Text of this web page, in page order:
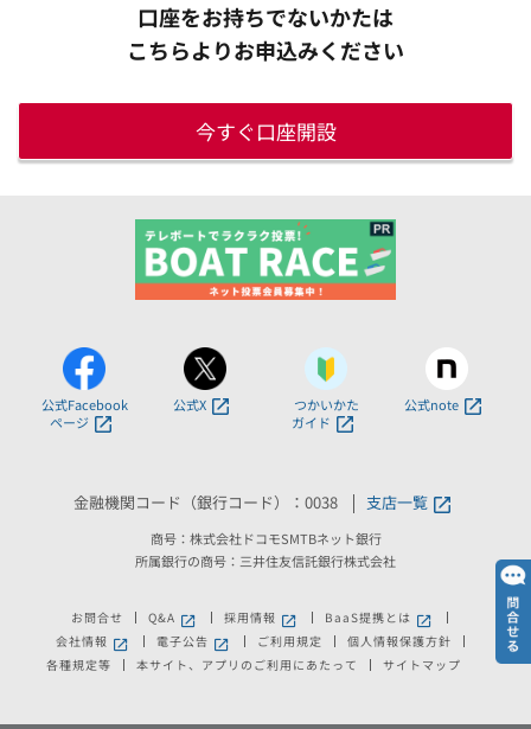
口座をお持ちでないかたは
こちらよりお申込みください
今すぐ口座開設
公式Facebook
ページ
公式X
つかいかた
ガイド
公式note
金融機関コード（銀行コード）：0038 支店一覧
商号：株式会社ドコモSMTBネット銀行
所属銀行の商号：三井住友信託銀行株式会社
お問合せ Q&A 採用情報
BaaS提携とは
会社情報
電子公告 ご利用規定
個人情報保護方針
各種規定等
本サイト、アプリのご利用にあたって サイトマップ